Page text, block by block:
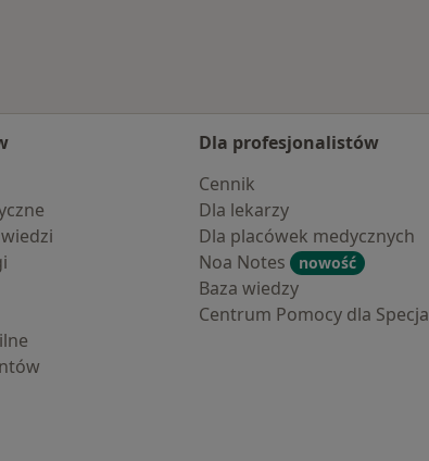
Dla profesjonalistów
Cennik
Dla lekarzy
Dla placówek medycznych
Noa Notes
nowość
Baza wiedzy
Centrum Pomocy dla